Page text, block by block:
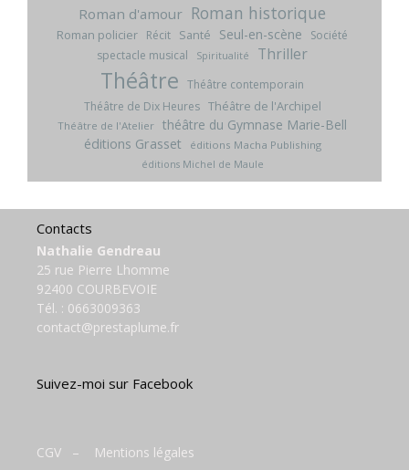
Roman d'amour Roman historique
Roman policier Récit Santé Seul-en-scène
Société
spectacle musical
Spiritualité Thriller
Théâtre Théâtre contemporain
Théâtre de Dix Heures Théâtre de l'Archipel
Théâtre de l'Atelier théâtre du Gymnase Marie-Bell
éditions Grasset
éditions Macha Publishing
éditions Michel de Maule
Contacts
Nathalie Gendreau
25 rue Pierre Lhomme
92400 COURBEVOIE
Tél. : 0663009363
contact@prestaplume.fr
Suivez-moi sur Facebook
CGV – Mentions légales